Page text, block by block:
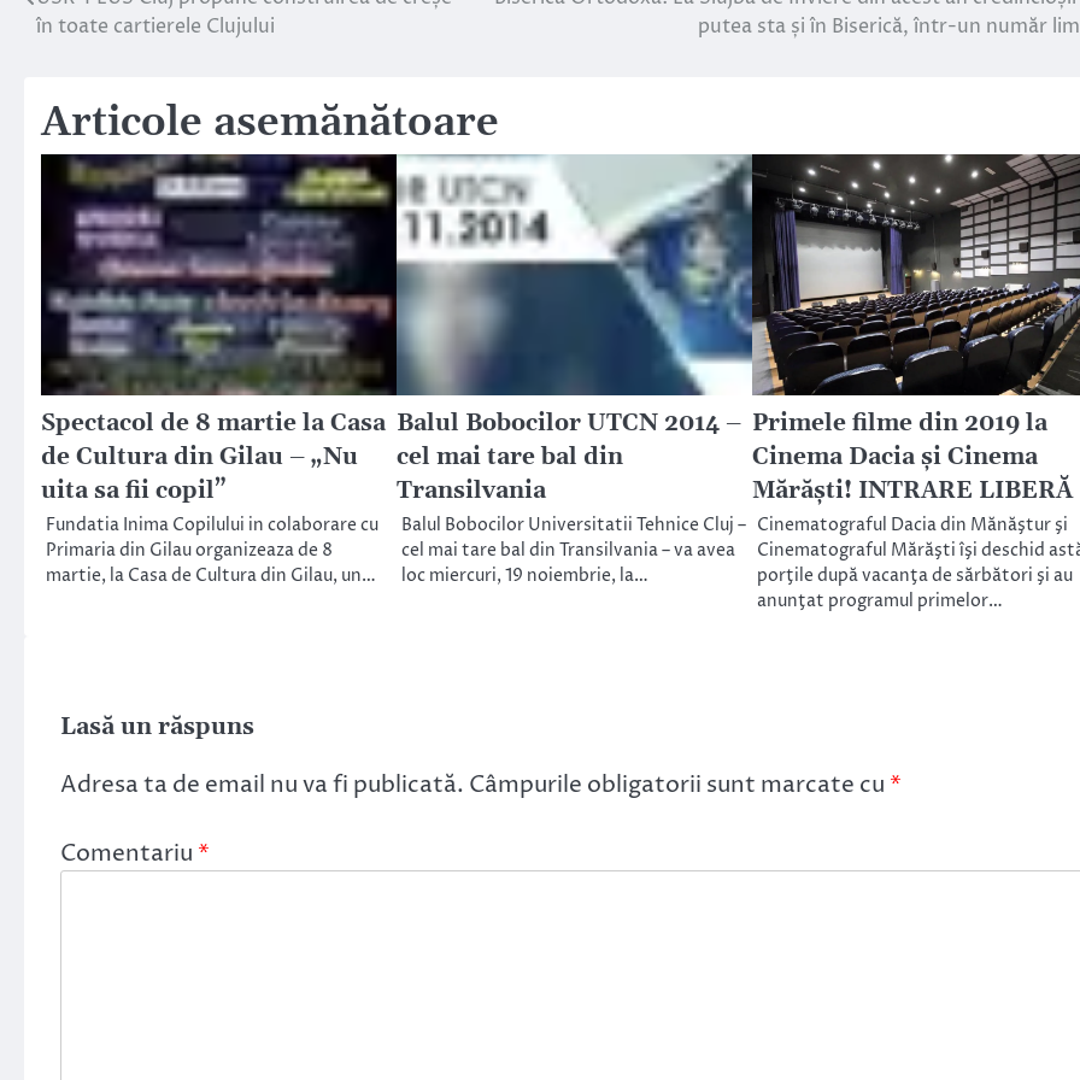
în toate cartierele Clujului
putea sta și în Biserică, într-un număr
Articole asemănătoare
Spectacol de 8 martie la Casa
de Cultura din Gilau – „Nu
uita sa fii copil”
Fundatia Inima Copilului in colaborare cu
Primaria din Gilau organizeaza de 8
martie, la Casa de Cultura din Gilau, un…
Balul Bobocilor UTCN 2014 –
cel mai tare bal din
Transilvania
Balul Bobocilor Universitatii Tehnice Cluj –
cel mai tare bal din Transilvania – va avea
loc miercuri, 19 noiembrie, la…
Primele filme din 2019 la
Cinema Dacia şi Cinema
Mărăşti! INTRARE LIBERĂ
Cinematograful Dacia din Mănăştur şi
Cinematograful Mărăşti îşi deschid
porţile după vacanţa de sărbători şi au
anunţat programul primelor…
Lasă un răspuns
Adresa ta de email nu va fi publicată. Câmpurile obligatorii sunt marcate cu *
Comentariu *